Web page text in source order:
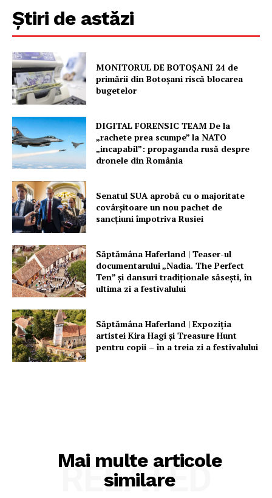
PRESShub
Despre noi / Echipa
Proiecte editoriale
Rețea
Știri de astăzi
MONITORUL DE BOTOȘANI 24 de
primării din Botoșani riscă blocarea
bugetelor
DIGITAL FORENSIC TEAM De la
„rachete prea scumpe” la NATO
„incapabil”: propaganda rusă despre
dronele din România
Senatul SUA aprobă cu o majoritate
covârșitoare un nou pachet de
sancțiuni împotriva Rusiei
Săptămâna Haferland | Teaser-ul
documentarului „Nadia. The Perfect
Ten” şi dansuri tradiţionale săseşti, în
ultima zi a festivalului
Săptămâna Haferland | Expoziţia
artistei Kira Hagi şi Treasure Hunt
pentru copii – în a treia zi a festivalului
Mai multe articole
similare
RELATED